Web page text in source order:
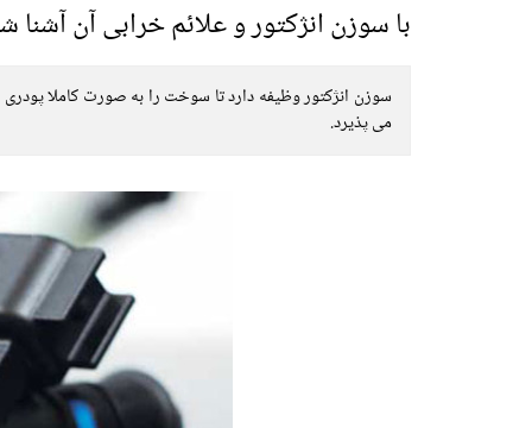
با سوزن انژکتور و علائم خرابی آن آشنا
می پذیرد.